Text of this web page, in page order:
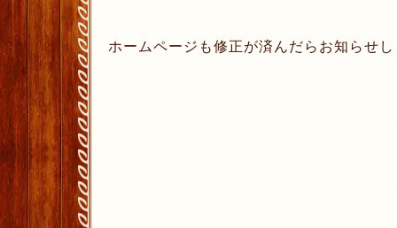
ホームページも修正が済んだらお知らせ